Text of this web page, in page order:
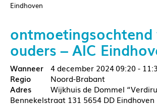
Eindhoven
ouders – AIC
4 december 202409:20 -
Noord-Brabant
Wijkhuis de Dommel
Bennekelstraat 131 5654 DD Eindhoven